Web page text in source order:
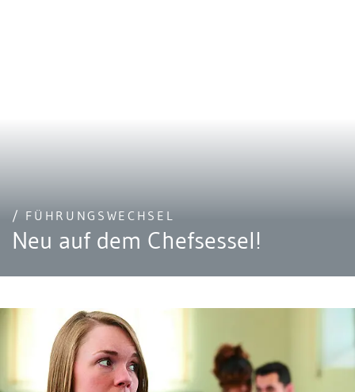
/ FÜHRUNGSWECHSEL
Neu auf dem Chefsessel!